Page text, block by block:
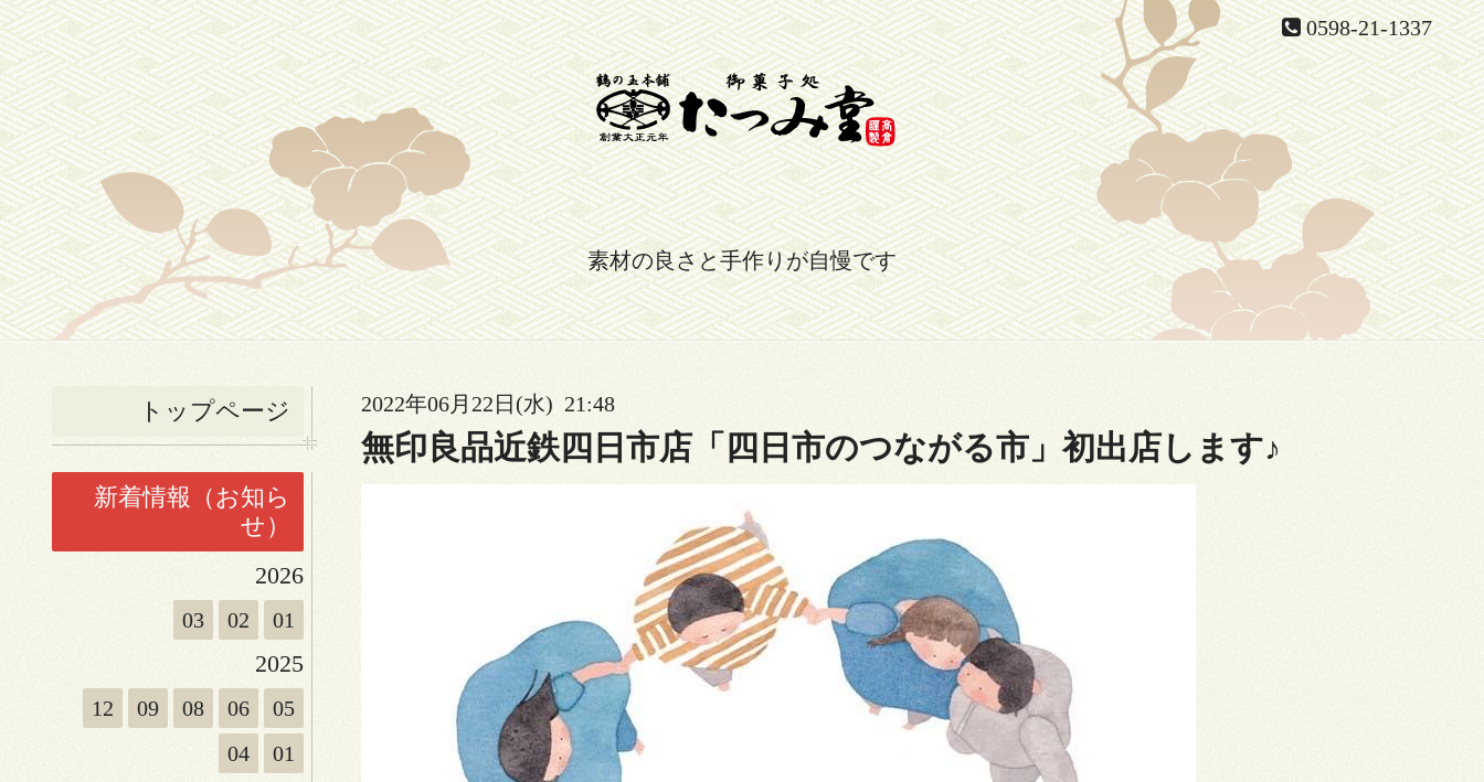
0598-21-1337
素材の良さと手作りが自慢です
トップページ
新着情報（お知ら
せ）
2026
03 02 01
2025
12 09 08 06
05
04
01
2022年06月22日(水) 21:48
無印良品近鉄四日市店「四日市のつながる市」初出店します♪